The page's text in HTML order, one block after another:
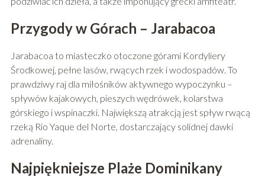
Przygody w Górach – Jarabacoa
Jarabacoa to miasteczko otoczone górami Kordyliery
Środkowej, pełne lasów, rwących rzek i wodospadów. To
prawdziwy raj dla miłośników aktywnego wypoczynku –
spływów kajakowych, pieszych wędrówek, kolarstwa
górskiego i wspinaczki. Największą atrakcją jest spływ rwącą
rzeką Rio Yaque del Norte, dostarczający solidnej dawki
adrenaliny.
Najpiękniejsze Plaże Dominikany